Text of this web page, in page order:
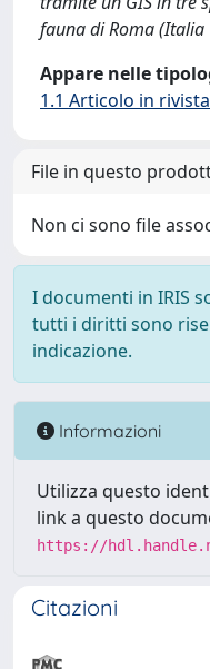
fauna di Roma (Italia
Appare nelle
1.1 Articolo in rivista
File in questo
Non ci sono file
I documenti in IRIS
tutti i diritti sono
indicazione.
Informazioni
Utilizza questo
link a questo
https://
Citazioni